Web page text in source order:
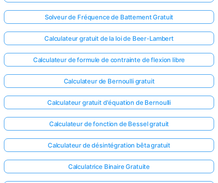
Solveur de Fréquence de Battement Gratuit
Calculateur gratuit de la loi de Beer-Lambert
Calculateur de formule de contrainte de flexion libre
Calculateur de Bernoulli gratuit
Calculateur gratuit d'équation de Bernoulli
Calculateur de fonction de Bessel gratuit
Calculateur de désintégration bêta gratuit
Calculatrice Binaire Gratuite